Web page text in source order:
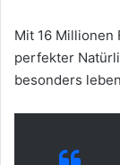
Mit 16 Millionen
perfekter
besonders